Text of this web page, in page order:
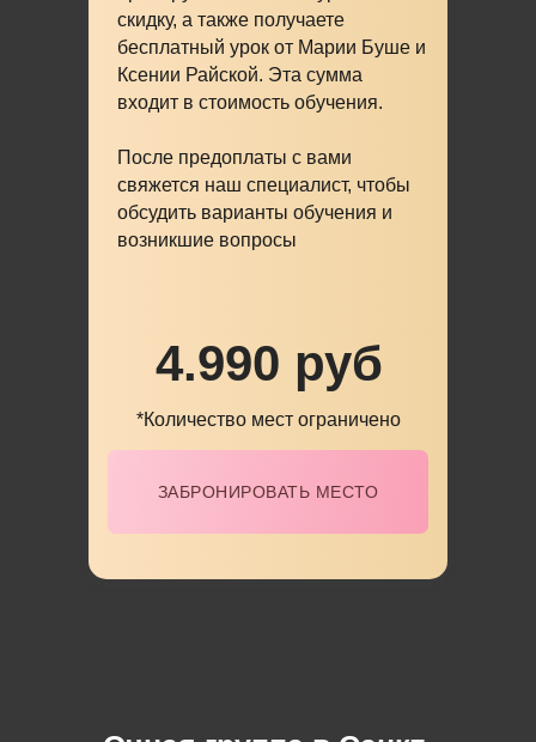
скидку, а также получаете
бесплатный урок от Марии Буше и
Ксении Райской. Эта сумма
входит в стоимость обучения.
После предоплаты с вами
свяжется наш специалист, чтобы
обсудить варианты обучения и
возникшие вопросы
ЗАБРОНИРОВАТЬ МЕСТО
4.990 руб
*Количество мест ограничено